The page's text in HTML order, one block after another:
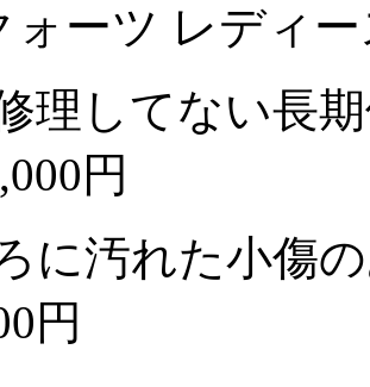
ォーツ レディ
理してない長
円
に汚れた小傷
円